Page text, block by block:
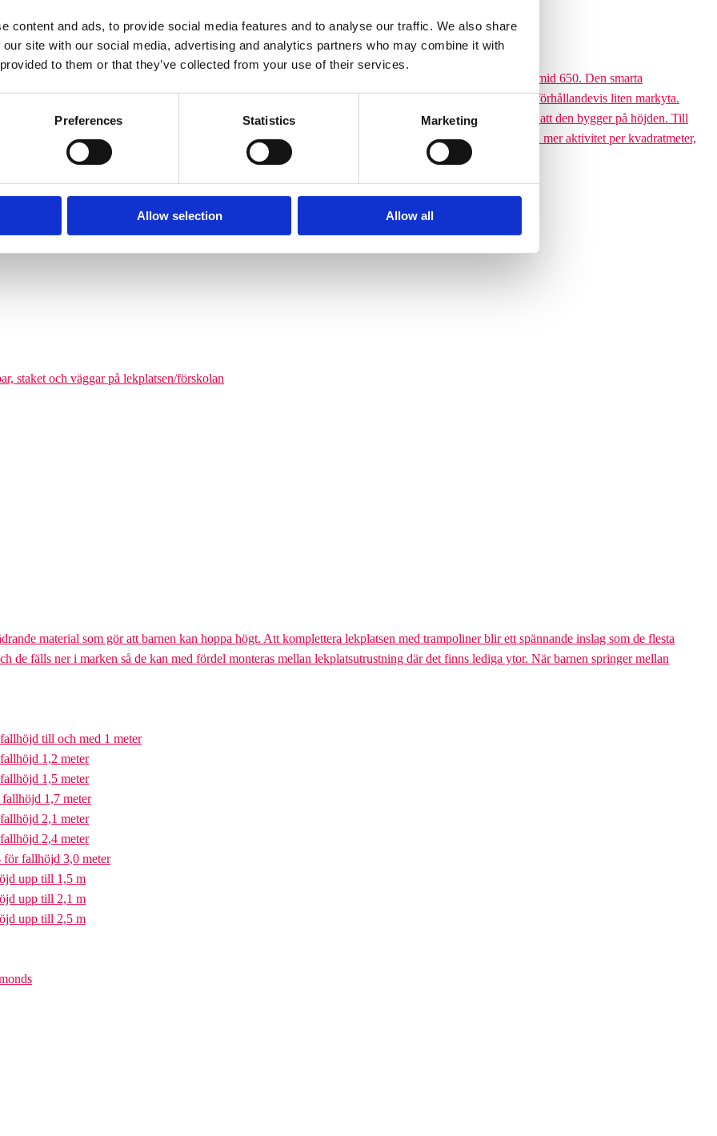
content and ads, to provide social media features and to analyse our traffic. We also share
site with our social media, advertising and analytics partners who may combine it with
to them or that they’ve collected from your use of their services.
Preferences Statistics Marketing
Allow selection Allow all
finns i flera storlekar, från tre meters höjd upp till den 6,5 meter höga Climbing pyramid 650. Läs mer...
klätterpyramider finns i flera storlekar, från tre meters höjd upp till den 6,5 meter höga Climbing pyramid 650. Den smarta
barn från cirka 6 år och uppåt att klättra på en och samma gång. Dessutom tar klätterpyramiden upp en förhållandevis liten markyta.
med en diameter på cirka 9–14,5 meter. Det som gör klätterpyramiden till ett yteffektivt val är att den bygger på höjden. Till
större plats, maximerar nätstrukturen antalet användare på ytan. Ni får plats med betydligt fler barn och mer aktivitet per kvadratmeter,
och kommunala parker.
där man kan förena leken med matematikutmaningar
staket och väggar på lekplatsen/förskolan
material som gör att barnen kan hoppa högt. Att komplettera lekplatsen med trampoliner blir ett spännande inslag som de flesta
de fälls ner i marken så de kan med fördel monteras mellan lekplatsutrustning där det finns lediga ytor. När barnen springer mellan
till och med 1 meter
1,2 meter
1,5 meter
1,7 meter
2,1 meter
2,4 meter
för fallhöjd 3,0 meter
upp till 1,5 m
upp till 2,1 m
upp till 2,5 m